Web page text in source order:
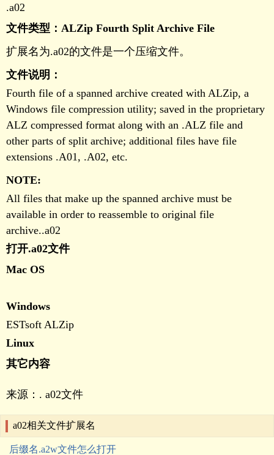
.a02
文件类型：ALZip Fourth Split Archive File
扩展名为.a02的文件是一个压缩文件。
文件说明：
Fourth file of a spanned archive created with ALZip, a
Windows file compression utility; saved in the proprietary
ALZ compressed format along with an .ALZ file and
other parts of split archive; additional files have file
extensions .A01, .A02, etc.
NOTE:
All files that make up the spanned archive must be
available in order to reassemble to original file
archive..a02
打开.a02文件
Mac OS
Windows
ESTsoft ALZip
Linux
其它内容
来源：. a02文件
a02相关文件扩展名
后缀名.a2w文件怎么打开